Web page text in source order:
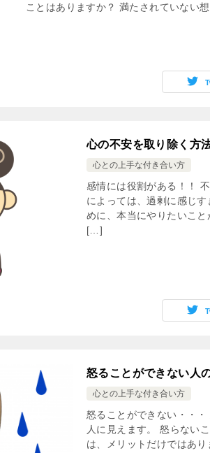
ことはありますか？ 満たされていない
心の不安を取り除く方
心との上手な付き合い方
感情には役割がある！！
によっては、過剰に感じ
めに、本当にやりたいこと
[…]
怒ることができない人
心との上手な付き合い方
怒ることができない・・
人に見えます。 怒らない
は、メリットだけではあ